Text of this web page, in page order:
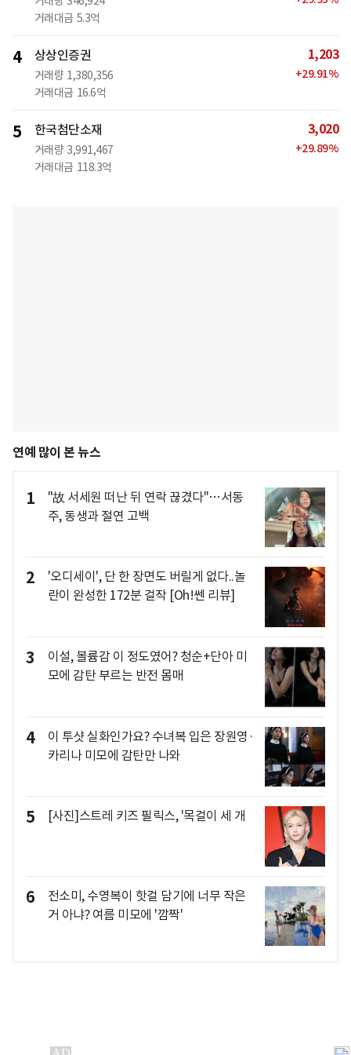
거래대금 5.3억
4 상상인증권
거래량 1,380,356
거래대금 16.6억
1,203
+29.91%
5 한국첨단소재
거래량 3,991,467
거래대금 118.3억
3,020
+29.89%
연예 많이 본 뉴스
1
"故 서세원 떠난 뒤 연락 끊겼다"…서동
주, 동생과 절연 고백
2
'오디세이', 단 한 장면도 버릴게 없다..놀
란이 완성한 172분 걸작 [Oh!쎈 리뷰]
3
이설, 볼륨감 이 정도였어? 청순+단아 미
모에 감탄 부르는 반전 몸매
4
이 투샷 실화인가요? 수녀복 입은 장원영·
카리나 미모에 감탄만 나와
5 [사진]스트레 키즈 필릭스, '목걸이 세 개
6
전소미, 수영복이 핫걸 담기에 너무 작은
거 아냐? 여름 미모에 '깜짝'